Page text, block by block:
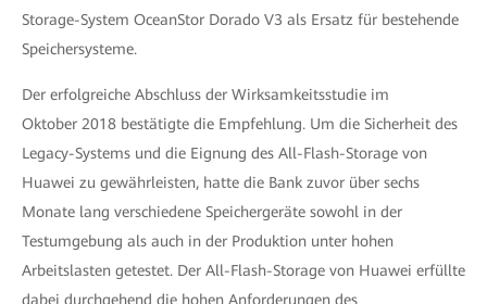
Storage-System OceanStor Dorado V3 als Ersatz für bestehende
Speichersysteme.
Der erfolgreiche Abschluss der Wirksamkeitsstudie im
Oktober 2018 bestätigte die Empfehlung. Um die Sicherheit des
Legacy-Systems und die Eignung des All-Flash-Storage von
Huawei zu gewährleisten, hatte die Bank zuvor über sechs
Monate lang verschiedene Speichergeräte sowohl in der
Testumgebung als auch in der Produktion unter hohen
Arbeitslasten getestet. Der All-Flash-Storage von Huawei erfüllte
dabei durchgehend die hohen Anforderungen des